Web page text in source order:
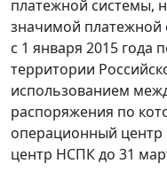
платежной системы,
значимой платежной
с 1 января 2015 года
территории
использованием
распоряжения по
операционный
центр НСПК до 31